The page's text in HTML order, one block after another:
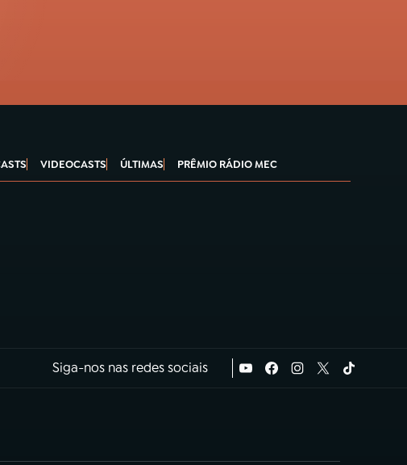
VIDEOCASTS ÚLTIMAS PRÊMIO RÁDIO MEC
Siga-nos nas redes sociais